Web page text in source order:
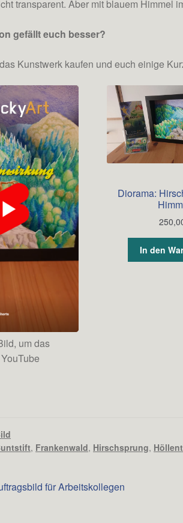
transparent. Aber mit blauem Himmel
gefällt euch besser?
Kunstwerk kaufen und euch einige
um das
Diorama:
In den
, Frankenwald, Hirschsprung,
für Arbeitskollegen